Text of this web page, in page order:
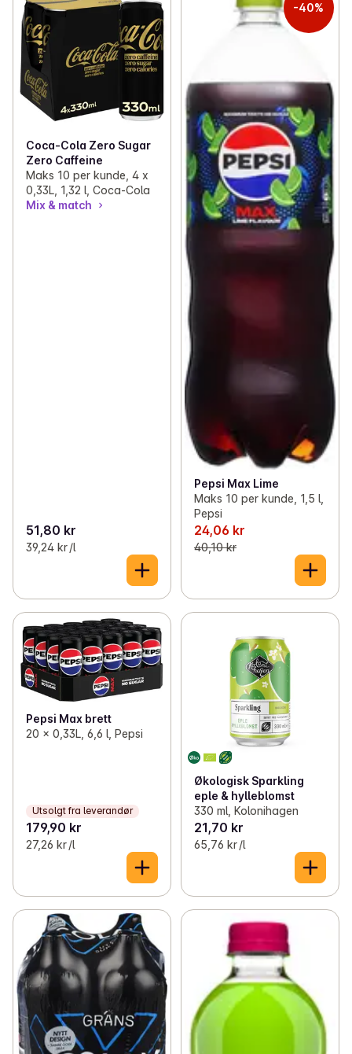
Coca-Cola Zero Sugar
Zero Caffeine
Maks 10 per kunde, 4 x
0,33L, 1,32 l, Coca-Cola
Mix & match
51,80 kr
39,24 kr /l
-40%
Pepsi Max Lime
Maks 10 per kunde, 1,5 l,
Pepsi
24,06 kr
40,10 kr
Pepsi Max brett
20 x 0,33L, 6,6 l, Pepsi
Utsolgt fra leverandør
179,90 kr
27,26 kr /l
Økologisk Sparkling
eple & hylleblomst
330 ml, Kolonihagen
21,70 kr
65,76 kr /l